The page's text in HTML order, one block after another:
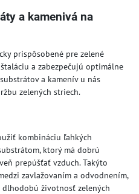
a kamenivá na
prispôsobené pre zelené
a zabezpečujú optimálne
a kamenív u nás
zelených striech.
kombináciu ľahkých
ktorý má dobrú
prepúšťať vzduch. Takýto
zavlažovaním a odvodnením,
životnosť zelených